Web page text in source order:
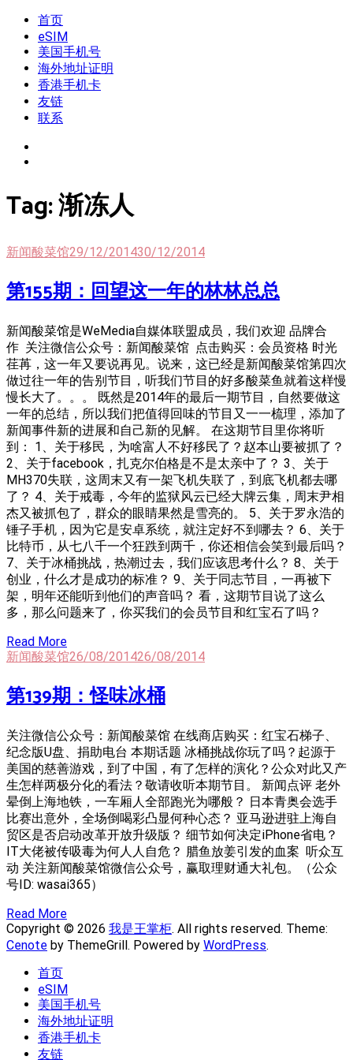
Skip
content
我是王掌柜
新闻酸菜馆|极客电台|自媒体联盟
首页
eSIM
美国手机号
海外地址证明
香港手机卡
友链
联系
Tag:渐冻人
新闻酸菜馆29/12/201430/12/2014
第155期：回望这一年的林林总总
新闻酸菜馆是WeMedia自媒体联盟成员，我们欢迎 品牌合
作 关注微信公众号：新闻酸菜馆 点击购买：会员资格 时光
荏苒，这一年又要说再见。说来，这已经是新闻酸菜馆第四次
做过往一年的告别节目，听我们节目的好多酸菜鱼就着这样慢
慢长大了。。。 既然是2014年的最后一期节目，自然要做这
一年的总结，所以我们把值得回味的节目又一一梳理，添加了
新闻事件新的进展和自己新的见解。 在这期节目里你将听
到： 1、关于移民，为啥富人不好移民了？赵本山要被抓了？
2、关于facebook，扎克尔伯格是不是太亲中了？ 3、关于
MH370失联，这周末又有一架飞机失联了，到底飞机都去哪
了？ 4、关于戒毒，今年的监狱风云已经大牌云集，周末尹相
杰又被抓包了，群众的眼睛果然是雪亮的。 5、关于罗永浩的
锤子手机，因为它是安卓系统，就注定好不到哪去？ 6、关于
比特币，从七八千一个狂跌到两千，你还相信会笑到最后吗？
7、关于冰桶挑战，热潮过去，我们应该思考什么？ 8、关于
创业，什么才是成功的标准？ 9、关于同志节目，一再被下
架，明年还能听到他们的声音吗？ 看，这期节目说了这么
多，那么问题来了，你买我们的会员节目和红宝石了吗？
Read More
新闻酸菜馆26/08/201426/08/2014
第139期：怪味冰桶
关注微信公众号：新闻酸菜馆 在线商店购买：红宝石梯子、
纪念版U盘、捐助电台 本期话题 冰桶挑战你玩了吗？起源于
美国的慈善游戏，到了中国，有了怎样的演化？公众对此又产
生怎样两极分化的看法？敬请收听本期节目。 新闻点评 老外
晕倒上海地铁，一车厢人全部跑光为哪般？ 日本青奥会选手
比赛出意外，全场倒喝彩凸显何种心态？ 亚马逊进驻上海自
贸区是否启动改革开放升级版？ 细节如何决定iPhone省电？
IT大佬被传吸毒为何人人自危？ 腊鱼放姜引发的血案 ​ 听众互
动 关注新闻酸菜馆微信公众号，赢取理财通大礼包。（公众
号ID: wasai365） ​
Read More
Copyright © 2026 我是王掌柜. All rights reserved. Theme:
Cenote by ThemeGrill. Powered by WordPress.
首页
eSIM
美国手机号
海外地址证明
香港手机卡
友链